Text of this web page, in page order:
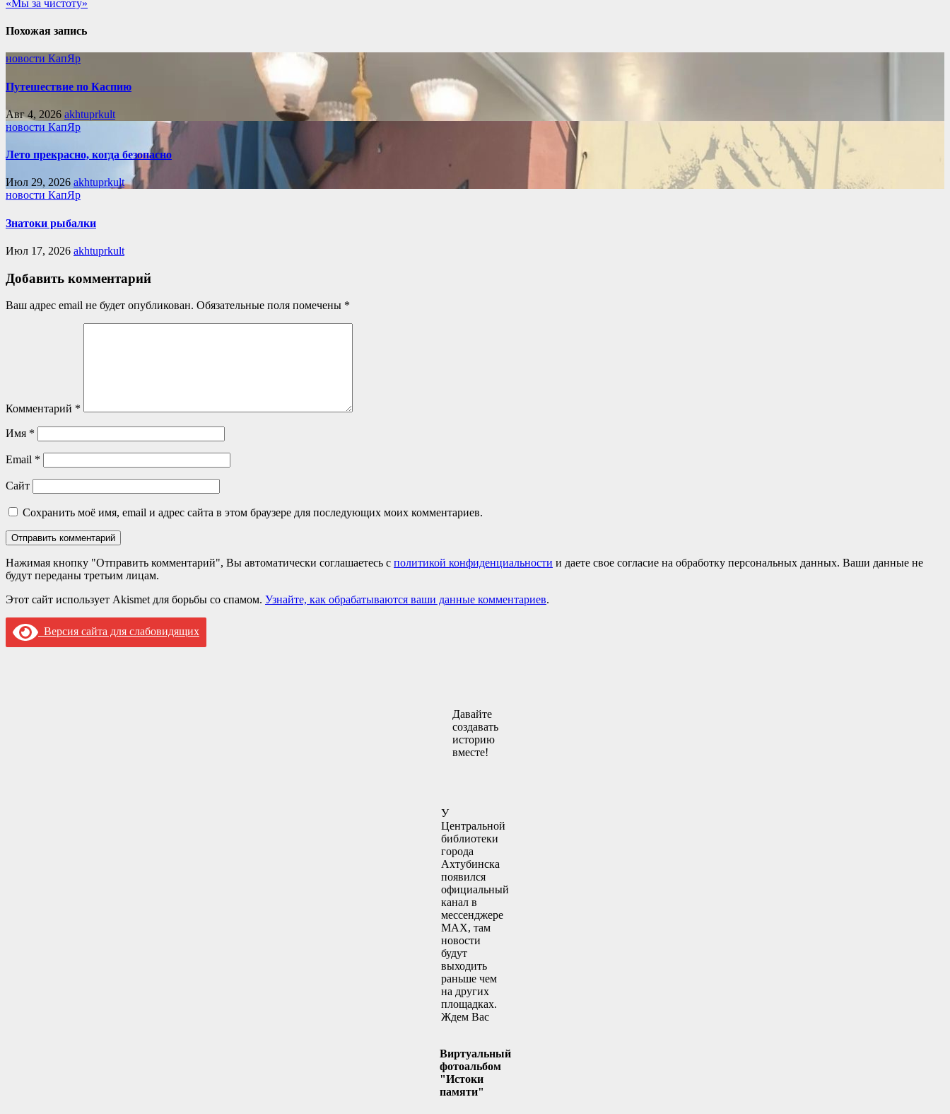
по
записям
«Мы за чистоту»
Похожая запись
новости КапЯр
Путешествие по Каспию
Авг 4, 2026 akhtuprkult
новости КапЯр
Лето прекрасно, когда безопасно
Июл 29, 2026 akhtuprkult
новости КапЯр
Знатоки рыбалки
Июл 17, 2026 akhtuprkult
Добавить комментарий
Ваш адрес email не будет опубликован. Обязательные поля помечены *
Комментарий *
Имя *
Email *
Сайт
Сохранить моё имя, email и адрес сайта в этом браузере для последующих моих комментариев.
Нажимая кнопку "Отправить комментарий", Вы автоматически соглашаетесь с политикой конфиденциальности и даете свое согласие на обработку персональных данных. Ваши данные не
будут переданы третьим лицам.
Этот сайт использует Akismet для борьбы со спамом. Узнайте, как обрабатываются ваши данные комментариев.
Версия сайта для слабовидящих
Давайте
создавать
историю
вместе!
У
Центральной
библиотеки
города
Ахтубинска
появился
официальный
канал в
мессенджере
MAX, там
новости
будут
выходить
раньше чем
на других
площадках.
Ждем Вас
Виртуальный
фотоальбом
"Истоки
памяти"